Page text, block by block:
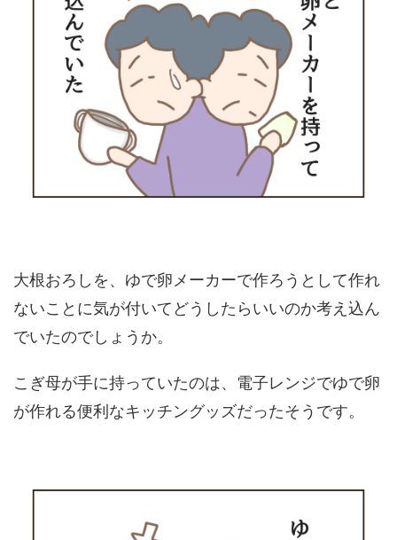
大根おろしを、ゆで卵メーカーで作ろうとして作れ
ないことに気が付いてどうしたらいいのか考え込ん
でいたのでしょうか。
こぎ母が手に持っていたのは、電子レンジでゆで卵
が作れる便利なキッチングッズだったそうです。